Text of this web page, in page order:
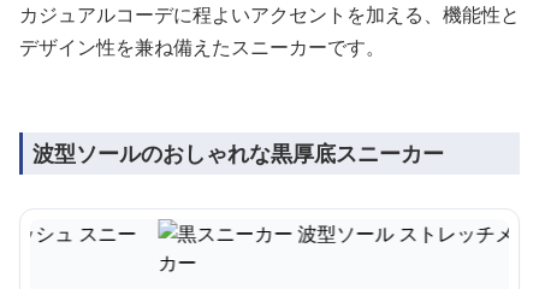
カジュアルコーデに程よいアクセントを加える、機能性と
デザイン性を兼ね備えたスニーカーです。
波型ソールのおしゃれな黒厚底スニーカー